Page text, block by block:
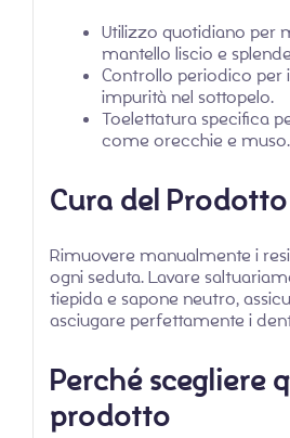
Utilizzo quotidiano per
mantello liscio e
Controllo periodico per
impurità nel sottopelo.
Toelettatura specifica
come orecchie e muso.
Cura del Prodotto
Rimuovere manualmente i
ogni seduta. Lavare
tiepida e sapone neutro,
asciugare perfettamente i
Perché scegliere
prodotto